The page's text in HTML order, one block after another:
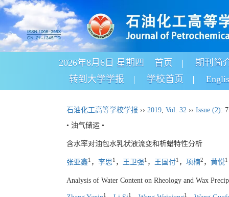
2026年8月6日 星期四 首页
期刊简
转到大学学报
学校首页
石油化工高等学校学报 ›› 2019, Vol. 32 ›› Issue (2):
• 油气储运 •
含水率对油包水乳状液流变和析蜡特性分析
张亚鑫1 ， 李思1 ， 王卫强1 ， 王国付1 ， 项楠2 ， 黄悦1
Analysis of Water Content on Rheology and Wax
1 1 1